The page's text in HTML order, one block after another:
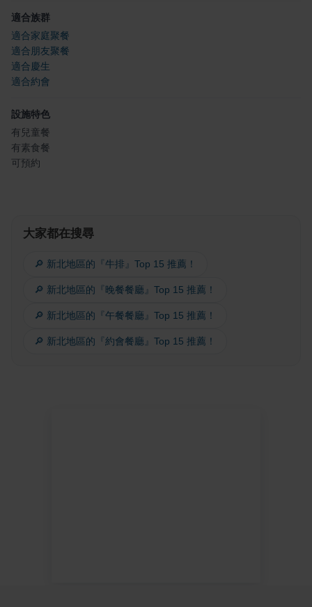
適合族群
適合家庭聚餐
適合朋友聚餐
適合慶生
適合約會
設施特色
有兒童餐
有素食餐
可預約
大家都在搜尋
🔎 新北地區的『牛排』Top 15 推薦！
🔎 新北地區的『晚餐餐廳』Top 15 推薦！
🔎 新北地區的『午餐餐廳』Top 15 推薦！
🔎 新北地區的『約會餐廳』Top 15 推薦！